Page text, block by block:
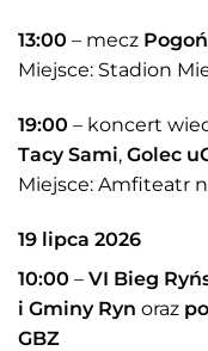
13:00 – mecz
Miejsce: Stadion
19:00 – koncert
Tacy Sami, Golec
Miejsce: Amfiteatr
19 lipca 2026
10:00 – VI Bieg
i Gminy Ryn oraz
GBZ